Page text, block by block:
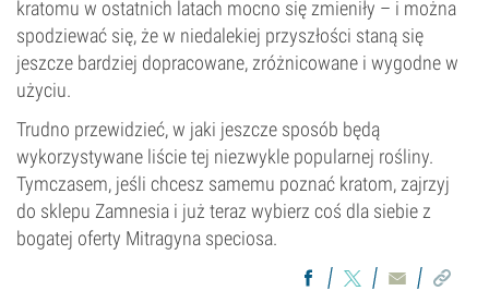
kratomu w ostatnich latach mocno się zmieniły – i można
spodziewać się, że w niedalekiej przyszłości staną się
jeszcze bardziej dopracowane, zróżnicowane i wygodne w
użyciu.
Trudno przewidzieć, w jaki jeszcze sposób będą
wykorzystywane liście tej niezwykle popularnej rośliny.
Tymczasem, jeśli chcesz samemu poznać kratom, zajrzyj
do sklepu Zamnesia i już teraz wybierz coś dla siebie z
bogatej oferty Mitragyna speciosa.